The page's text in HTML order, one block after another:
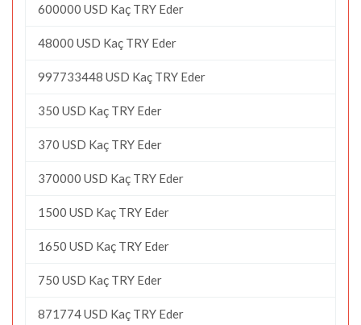
600000 USD Kaç TRY Eder
48000 USD Kaç TRY Eder
997733448 USD Kaç TRY Eder
350 USD Kaç TRY Eder
370 USD Kaç TRY Eder
370000 USD Kaç TRY Eder
1500 USD Kaç TRY Eder
1650 USD Kaç TRY Eder
750 USD Kaç TRY Eder
871774 USD Kaç TRY Eder